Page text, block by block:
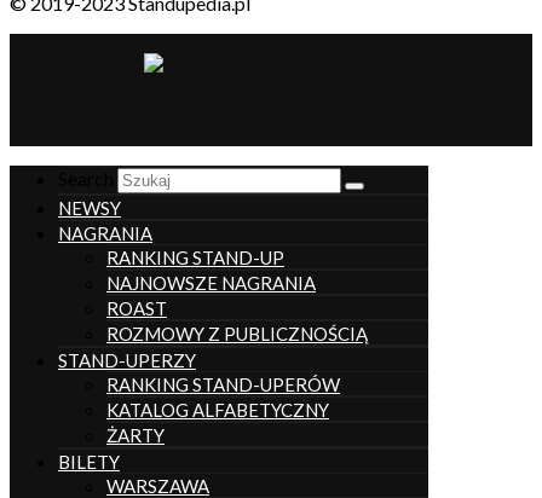
NEWSY
NAGRANIA
RANKING STAND-UP
NAJNOWSZE NAGRANIA
ROAST
ROZMOWY Z PUBLICZNOŚCIĄ
STAND-UPERZY
RANKING STAND-UPERÓW
KATALOG ALFABETYCZNY
ŻARTY
BILETY
WARSZAWA